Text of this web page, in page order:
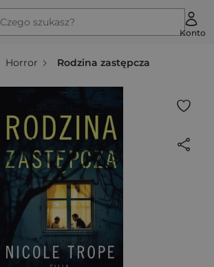
Czego szukasz?
Konto
Horror Rodzina zastępcza